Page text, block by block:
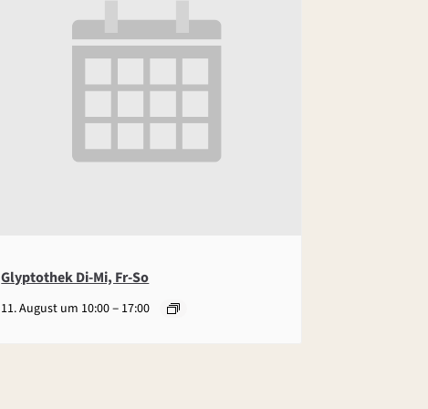
Glyptothek Di-Mi, Fr-So
11. August um 10:00– 17:00